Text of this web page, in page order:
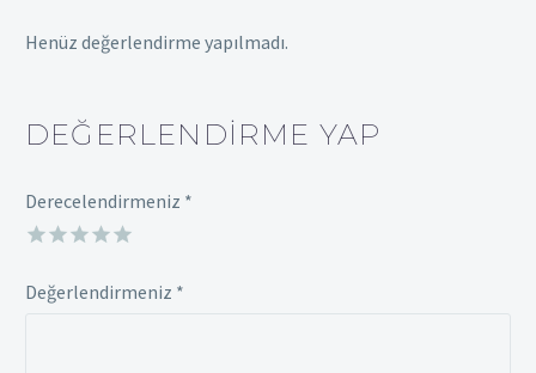
Henüz değerlendirme yapılmadı.
DEĞERLENDIRME YAP
Derecelendirmeniz *
Değerlendirmeniz *